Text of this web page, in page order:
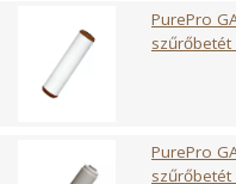
Felhasználható
szűrőházban, amelynek
háztartási berendezések
mint: a BigBlue 20""-os
PurePro
PurePro